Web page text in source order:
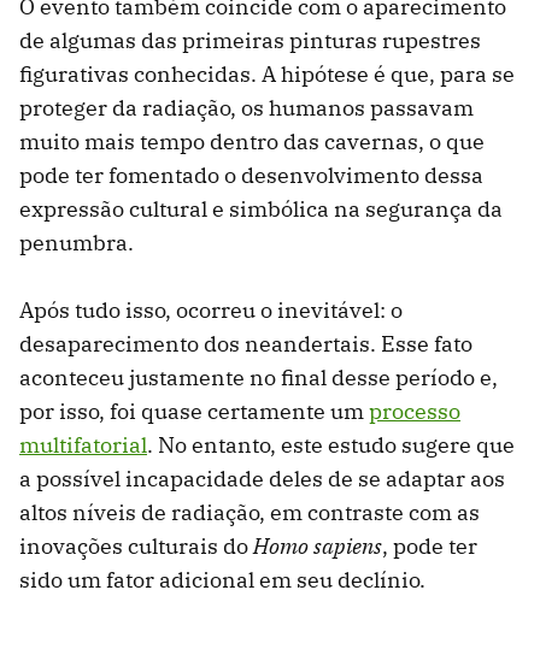
O evento também coincide com o aparecimento
de algumas das primeiras pinturas rupestres
figurativas conhecidas. A hipótese é que, para se
proteger da radiação, os humanos passavam
muito mais tempo dentro das cavernas, o que
pode ter fomentado o desenvolvimento dessa
expressão cultural e simbólica na segurança da
penumbra.
Após tudo isso, ocorreu o inevitável: o
desaparecimento dos neandertais. Esse fato
aconteceu justamente no final desse período e,
por isso, foi quase certamente umprocesso
multifatorial. No entanto, este estudo sugere que
a possível incapacidade deles de se adaptar aos
altos níveis de radiação, em contraste com as
inovações culturais doHomo sapiens, pode ter
sido um fator adicional em seu declínio.